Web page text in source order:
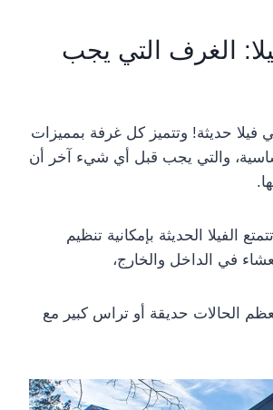
الغرف التي يجب
حديثة! وتتميز كل غرفة بمميزات
والتي يجب قبل أي شيء آخر أن
الفيلا الحديثة بإمكانية تنظيم
في الداخل والخارج،
الحالات حديقة أو تراس كبير مع